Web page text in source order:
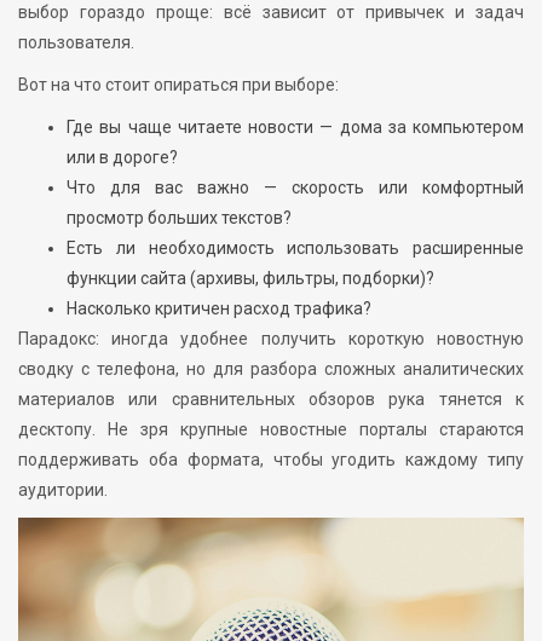
выбор гораздо проще: всё зависит от привычек и задач
пользователя.
Вот на что стоит опираться при выборе:
Где вы чаще читаете новости — дома за компьютером
или в дороге?
Что для вас важно — скорость или комфортный
просмотр больших текстов?
Есть ли необходимость использовать расширенные
функции сайта (архивы, фильтры, подборки)?
Насколько критичен расход трафика?
Парадокс: иногда удобнее получить короткую новостную
сводку с телефона, но для разбора сложных аналитических
материалов или сравнительных обзоров рука тянется к
десктопу. Не зря крупные новостные порталы стараются
поддерживать оба формата, чтобы угодить каждому типу
аудитории.